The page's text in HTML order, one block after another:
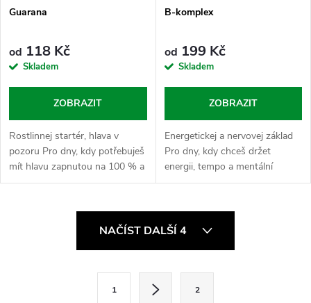
Guarana
od 118 Kč
Skladem
ZOBRAZIT
Rostlinnej startér, hlava v
pozoru Pro dny, kdy potřebuješ
mít hlavu zapnutou na 100 % a
odmítáš se zdržovat pomalým
nálož kofeinu přímo ze semen...
B-komplex
od 199 Kč
Skladem
ZOBRAZIT
Energetickej a nervovej základ
Pro dny, kdy chceš držet
energii, tempo a mentální
stabilitu od rána do večera bez
komplex v Nasypaným světě
hraje roli...
NAČÍST DALŠÍ 4
1 2